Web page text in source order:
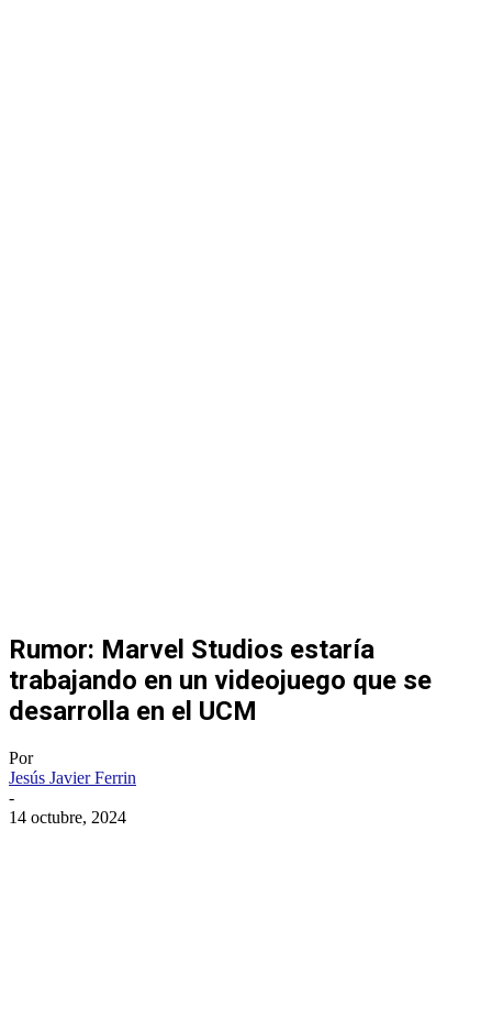
Rumor: Marvel Studios estaría
trabajando en un videojuego que se
desarrolla en el UCM
Por
Jesús Javier Ferrin
-
14 octubre, 2024